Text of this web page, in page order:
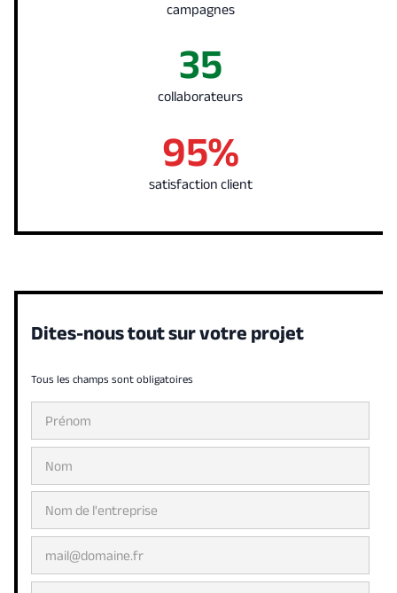
campagnes
35
collaborateurs
95%
satisfaction client
Dites-nous tout sur votre projet
Tous les champs sont obligatoires